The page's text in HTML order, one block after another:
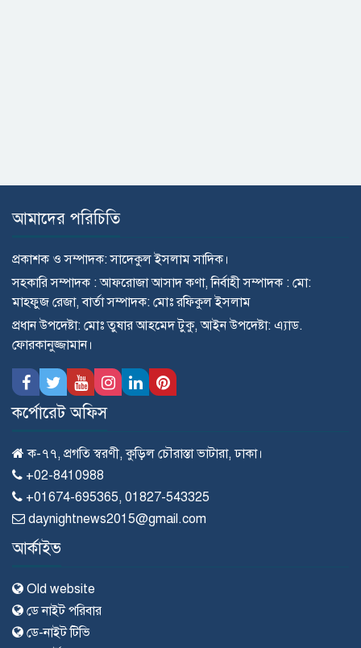
আমাদের পরিচিতি
প্রকাশক ও সম্পাদক: সাদেকুল ইসলাম সাদিক।
সহকারি সম্পাদক : আফরোজা আসাদ কণা, নির্বাহী সম্পাদক : মো:
মাহ্ফুজ রেজা, বার্তা সম্পাদক: মোঃ রফিকুল ইসলাম
প্রধান উপদেষ্টা: মোঃ তুষার আহমেদ টুকু, আইন উপদেষ্টা: এ্যাড.
ফোরকানুজ্জামান।
কর্পোরেট অফিস
ক-৭৭, প্রগতি স্বরণী, কুড়িল চৌরাস্তা ভাটারা, ঢাকা।
+02-8410988
+01674-695365, 01827-543325
daynightnews2015@gmail.com
আর্কাইভ
Old website
ডে নাইট পরিবার
ডে-নাইট টিভি